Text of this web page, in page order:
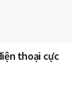
thoại cực